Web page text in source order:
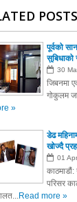
POSTS
पूर्वको
सुबिधाको
30
जिबनमा
गोकुलम
»
डेढ
खोज्दै
01 Apr
परिसर
Read more »